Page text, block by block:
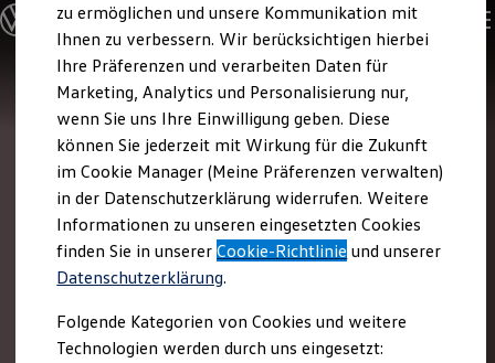
Modelle und Konfigurator
Konfigurator
Modelle vergleichen
Konfiguration laden
Autosuche
Elektroautos
ENERGY Sondermodelle
Nutzfahrzeuge
SUV und CUV
Familienautos
Kombis
Kompaktwagen
Sportwagen
Schnell verfügbare Fahrzeuge
Angebote und Produkte
Aktuelle Angebote
E-Auto-Förderung
Volkswagen Marktplatz
zu ermöglichen und unsere Kommunikation mit
Ihnen zu verbessern. Wir berücksichtigen hierbei
Ihre Präferenzen und verarbeiten Daten für
Marketing, Analytics und Personalisierung nur,
wenn Sie uns Ihre Einwilligung geben. Diese
können Sie jederzeit mit Wirkung für die Zukunft
im Cookie Manager (Meine Präferenzen verwalten)
in der Datenschutzerklärung widerrufen. Weitere
Informationen zu unseren eingesetzten Cookies
finden Sie in unsererCookie-Richtlinie und unserer
Datenschutzerklärung.
Folgende Kategorien von Cookies und weitere
Technologien werden durch uns eingesetzt: